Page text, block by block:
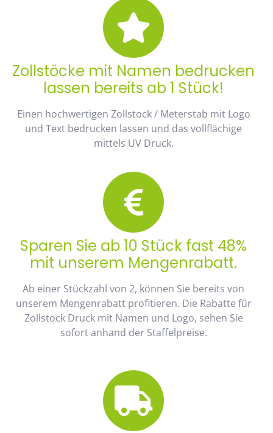
Zollstöcke mit Namen bedrucken
lassen bereits ab 1 Stück!
Einen hochwertigen Zollstock / Meterstab mit Logo
und Text bedrucken lassen und das vollflächige
mittels UV Druck.
Sparen Sie ab 10 Stück fast 48%
mit unserem Mengenrabatt.
Ab einer Stückzahl von 2, können Sie bereits von
unserem Mengenrabatt profitieren. Die Rabatte für
Zollstock Druck mit Namen und Logo, sehen Sie
sofort anhand der Staffelpreise.